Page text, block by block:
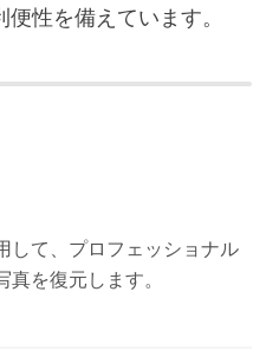
性を備えています。
して、プロフェッショナル
を復元します。